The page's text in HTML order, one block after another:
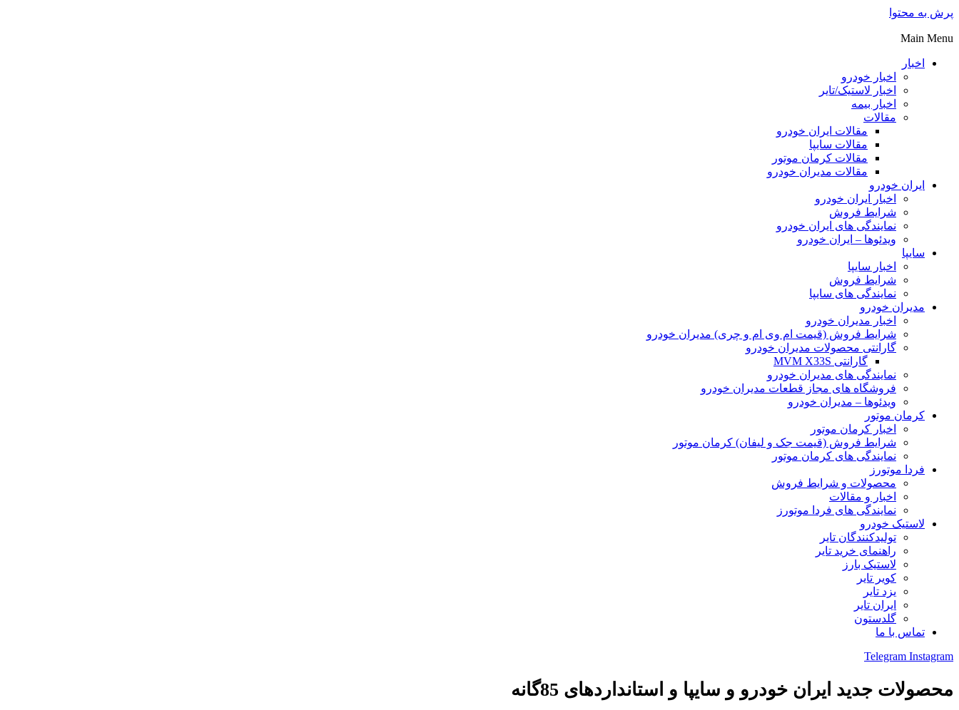
پرش به محتوا
Main Menu
اخبار
اخبار خودرو
اخبار لاستیک/تایر
اخبار بیمه
مقالات
مقالات ایران خودرو
مقالات سایپا
مقالات کرمان موتور
مقالات مدیران خودرو
ایران خودرو
اخبار ایران خودرو
شرایط فروش
نمایندگی های ایران خودرو
ویدئوها – ایران خودرو
سایپا
اخبار سایپا
شرایط فروش
نمایندگی های سایپا
مدیران خودرو
اخبار مدیران خودرو
شرایط فروش (قیمت ام وی ام و چری) مدیران خودرو
گارانتی محصولات مدیران خودرو
گارانتی MVM X33S
نمایندگی های مدیران خودرو
فروشگاه های مجاز قطعات مدیران خودرو
ویدئوها – مدیران خودرو
کرمان موتور
اخبار کرمان موتور
شرایط فروش (قیمت جک و لیفان) کرمان موتور
نمایندگی های کرمان موتور
فردا موتورز
محصولات و شرایط فروش
اخبار و مقالات
نمایندگی های فردا موتورز
لاستیک خودرو
تولیدکنندگان تایر
راهنمای خرید تایر
لاستیک بارز
کویر تایر
یزد تایر
ایران تایر
گلدستون
تماس با ما
Telegram Instagram
محصولات جدید ایران خودرو و سایپا و استانداردهای 85گانه